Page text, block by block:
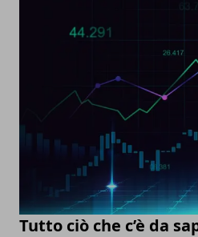
Tutto ciò che c’è da